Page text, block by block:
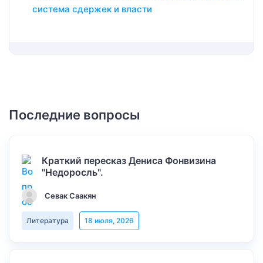
система сдержек и власти
Последние вопросы
Краткий пересказ Дениса Фонвизина
"Недоросль".
Севак Саакян
Литература 18 июля, 2026